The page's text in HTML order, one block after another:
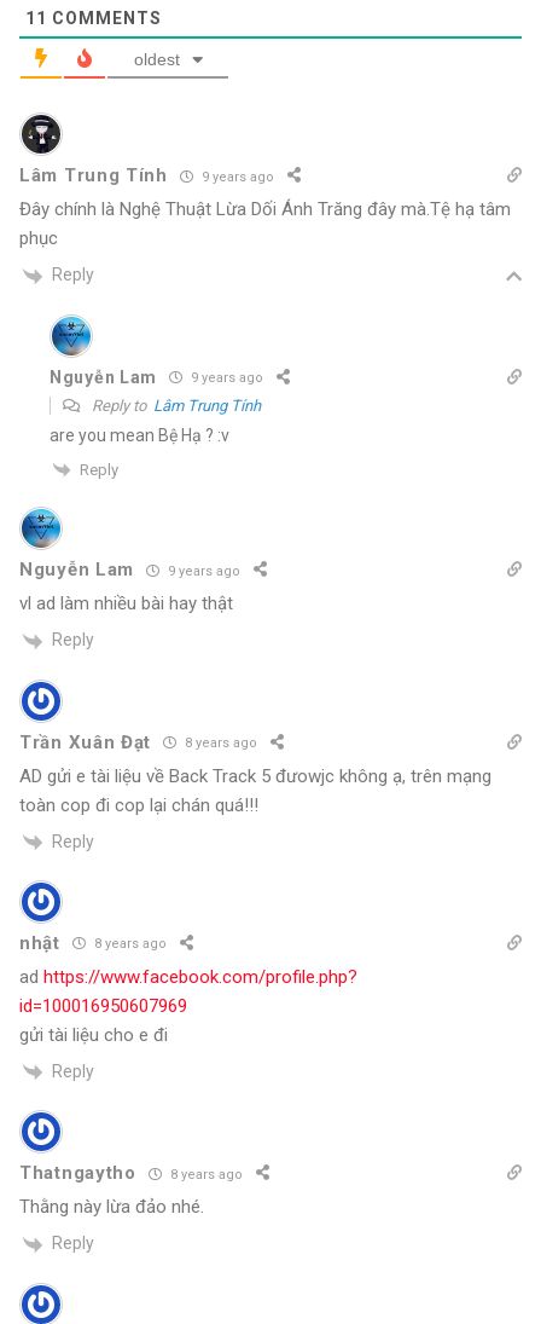
11 COMMENTS
oldest
Lâm Trung Tính 9 years ago
Đây chính là Nghệ Thuật Lừa Dối Ánh Trăng đây mà.Tệ hạ tâm
phục
Reply
Nguyễn Lam 9 years ago
Reply to Lâm Trung Tính
are you mean Bệ Hạ ? :v
Reply
Nguyễn Lam 9 years ago
vl ad làm nhiều bài hay thật
Reply
Trần Xuân Đạt 8 years ago
AD gửi e tài liệu về Back Track 5 đưowjc không ạ, trên mạng
toàn cop đi cop lại chán quá!!!
Reply
nhật 8 years ago
ad https://www.facebook.com/profile.php?
id=100016950607969
gửi tài liệu cho e đi
Reply
Thatngaytho 8 years ago
Thằng này lừa đảo nhé.
Reply